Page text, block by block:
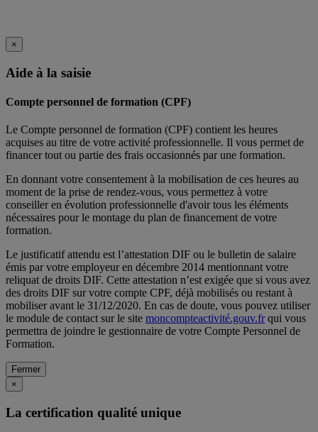
×
Aide à la saisie
Compte personnel de formation (CPF)
Le Compte personnel de formation (CPF) contient les heures
acquises au titre de votre activité professionnelle. Il vous permet de
financer tout ou partie des frais occasionnés par une formation.
En donnant votre consentement à la mobilisation de ces heures au
moment de la prise de rendez-vous, vous permettez à votre
conseiller en évolution professionnelle d'avoir tous les éléments
nécessaires pour le montage du plan de financement de votre
formation.
Le justificatif attendu est l’attestation DIF ou le bulletin de salaire
émis par votre employeur en décembre 2014 mentionnant votre
reliquat de droits DIF. Cette attestation n’est exigée que si vous avez
des droits DIF sur votre compte CPF, déjà mobilisés ou restant à
mobiliser avant le 31/12/2020. En cas de doute, vous pouvez utiliser
le module de contact sur le site moncompteactivité.gouv.frqui vous
permettra de joindre le gestionnaire de votre Compte Personnel de
Formation.
Fermer
×
La certification qualité unique